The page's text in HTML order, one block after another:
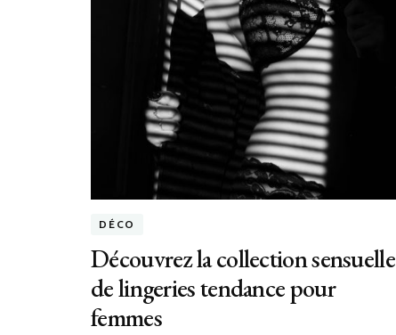
DÉCO
Découvrez la collection sensuelle
de lingeries tendance pour
femmes